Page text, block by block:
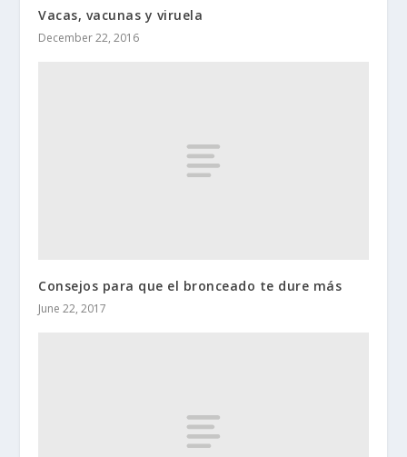
Vacas, vacunas y viruela
December 22, 2016
Consejos para que el bronceado te dure más
June 22, 2017